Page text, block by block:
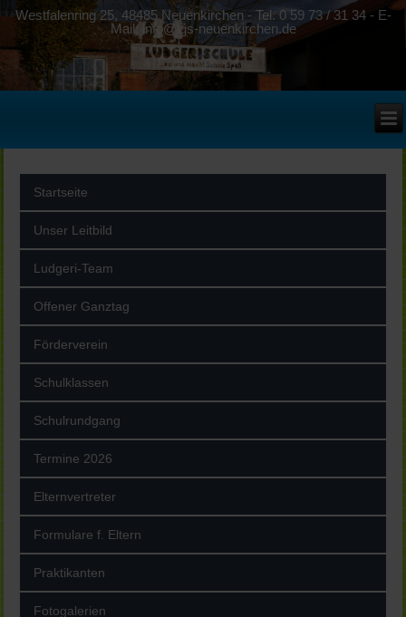
Westfalenring 25, 48485 Neuenkirchen - Tel. 0 59 73 / 31 34 - E-
Mail: info@lgs-neuenkirchen.de
Startseite
Unser Leitbild
Ludgeri-Team
Offener Ganztag
Förderverein
Schulklassen
Schulrundgang
Termine 2026
Elternvertreter
Formulare f. Eltern
Praktikanten
Fotogalerien